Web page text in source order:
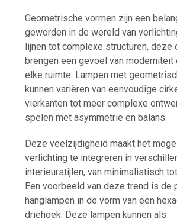
Geometrische vormen zijn een
geworden in de wereld van
lijnen tot complexe structuren, deze
brengen een gevoel van moderniteit
elke ruimte. Lampen met
kunnen variëren van eenvoudige
vierkanten tot meer complexe
spelen met asymmetrie en balans.
Deze veelzijdigheid maakt het
verlichting te integreren in
interieurstijlen, van minimalistisch
Een voorbeeld van deze trend is de
hanglampen in de vorm van een
driehoek. Deze lampen kunnen als